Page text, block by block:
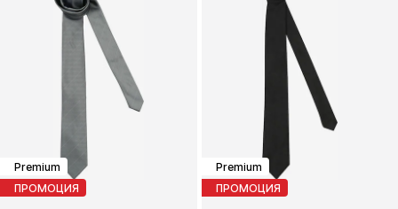
Premium
ПРОМОЦИЯ
Premium
ПРОМОЦИЯ